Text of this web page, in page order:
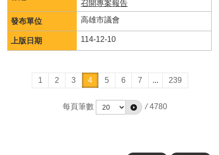
召開專案報告
高雄市議會
114-12-10
1 2 3 4 5 6 7 ... 239
每頁筆數 / 4780